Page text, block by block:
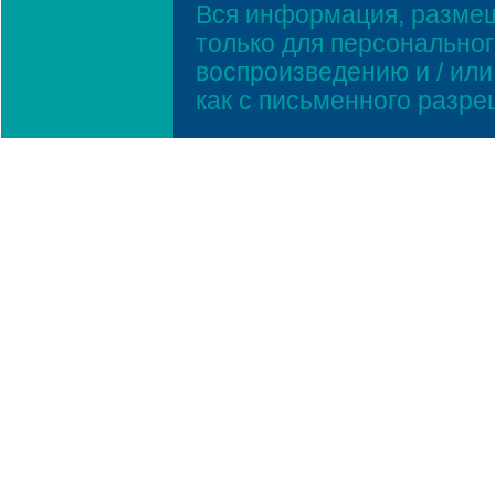
Вся информация,
только для
воспроизведению и /
как с письменного